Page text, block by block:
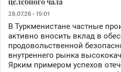
28.07.26 - 15:01
В Туркменистане частные
активно вносить вклад в
продовольственной
внутреннего рынка
Ярким примером успехов